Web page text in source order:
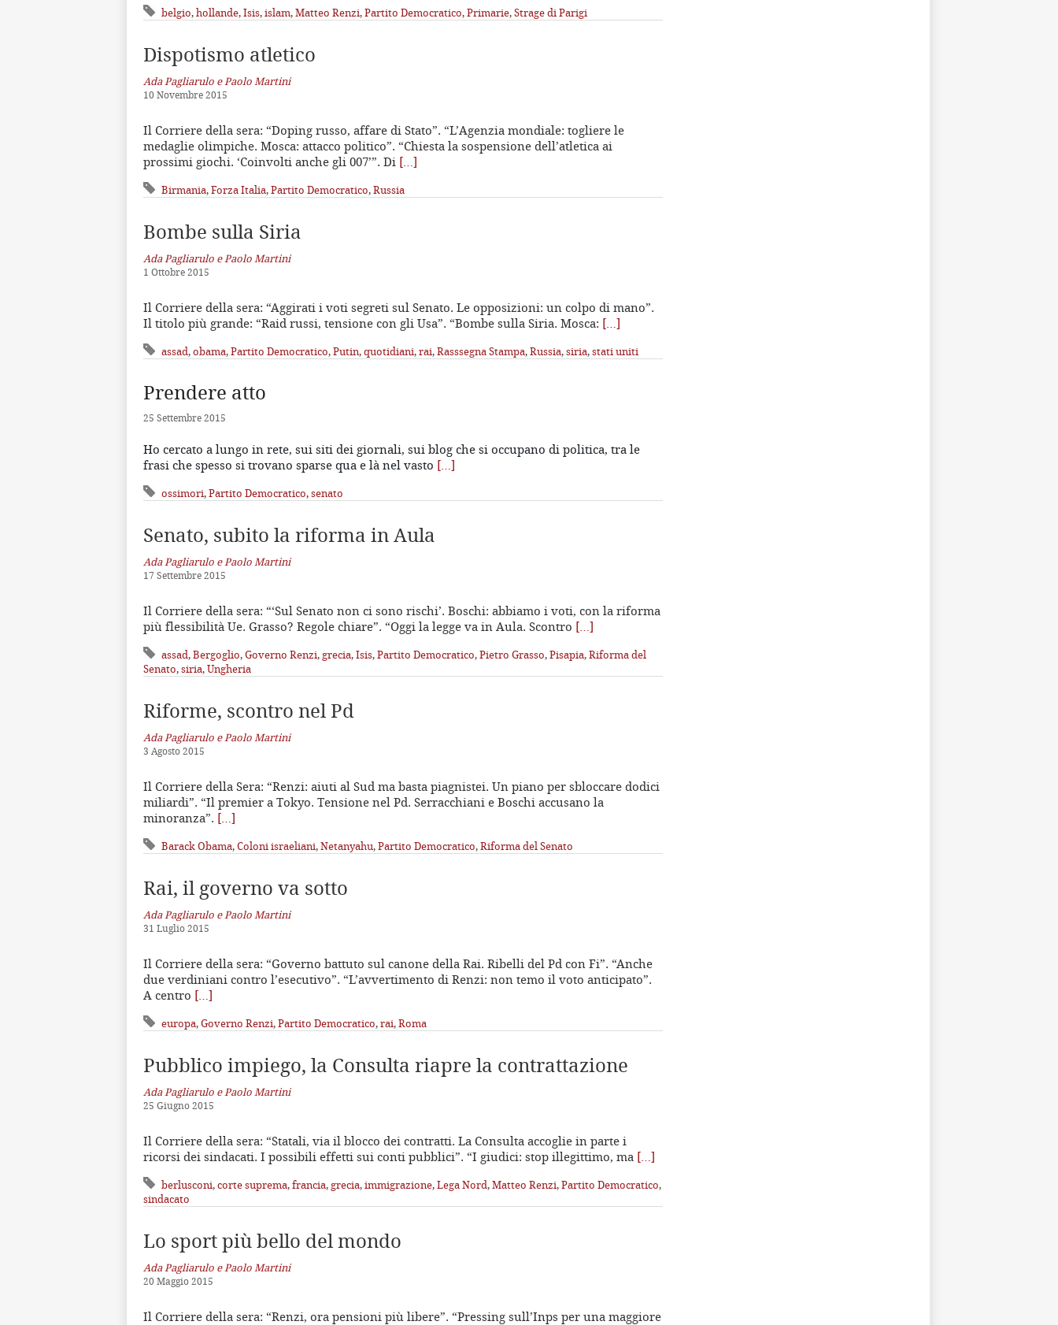
belgio,hollande,Isis,islam,Matteo Renzi,Partito Democratico,Primarie,Strage di Parigi
Dispotismo atletico
Ada Pagliarulo e Paolo Martini
10 Novembre 2015
Il Corriere della sera: “Doping russo, affare di Stato”. “L’Agenzia mondiale: togliere le
medaglie olimpiche. Mosca: attacco politico”. “Chiesta la sospensione dell’atletica ai
prossimi giochi. ‘Coinvolti anche gli 007’”. Di […]
Birmania,Forza Italia,Partito Democratico,Russia
Bombe sulla Siria
Ada Pagliarulo e Paolo Martini
1 Ottobre 2015
Il Corriere della sera: “Aggirati i voti segreti sul Senato. Le opposizioni: un colpo di mano”.
Il titolo più grande: “Raid russi, tensione con gli Usa”. “Bombe sulla Siria. Mosca: […]
assad,obama,Partito Democratico,Putin,quotidiani,rai,Rasssegna Stampa,Russia,siria,stati uniti
Prendere atto
25 Settembre 2015
Ho cercato a lungo in rete, sui siti dei giornali, sui blog che si occupano di politica, tra le
frasi che spesso si trovano sparse qua e là nel vasto […]
ossimori,Partito Democratico,senato
Senato, subito la riforma in Aula
Ada Pagliarulo e Paolo Martini
17 Settembre 2015
Il Corriere della sera: “‘Sul Senato non ci sono rischi’. Boschi: abbiamo i voti, con la riforma
più flessibilità Ue. Grasso? Regole chiare”. “Oggi la legge va in Aula. Scontro […]
assad,Bergoglio,Governo Renzi, grecia,Isis,Partito Democratico,Pietro Grasso,Pisapia,Riforma del
Senato,siria,Ungheria
Riforme, scontro nel Pd
Ada Pagliarulo e Paolo Martini
3 Agosto 2015
Il Corriere della Sera: “Renzi: aiuti al Sud ma basta piagnistei. Un piano per sbloccare dodici
miliardi”. “Il premier a Tokyo. Tensione nel Pd. Serracchiani e Boschi accusano la
minoranza”. […]
Barack Obama,Coloni israeliani,Netanyahu,Partito Democratico,Riforma del Senato
Rai, il governo va sotto
Ada Pagliarulo e Paolo Martini
31 Luglio 2015
Il Corriere della sera: “Governo battuto sul canone della Rai. Ribelli del Pd con Fi”. “Anche
due verdiniani contro l’esecutivo”. “L’avvertimento di Renzi: non temo il voto anticipato”.
A centro […]
europa,Governo Renzi,Partito Democratico,rai,Roma
Pubblico impiego, la Consulta riapre la contrattazione
Ada Pagliarulo e Paolo Martini
25 Giugno 2015
Il Corriere della sera: “Statali, via il blocco dei contratti. La Consulta accoglie in parte i
ricorsi dei sindacati. I possibili effetti sui conti pubblici”. “I giudici: stop illegittimo, ma […]
berlusconi,corte suprema,francia, grecia,immigrazione,Lega Nord,Matteo Renzi,Partito Democratico,
sindacato
Lo sport più bello del mondo
Ada Pagliarulo e Paolo Martini
20 Maggio 2015
Il Corriere della sera: “Renzi, ora pensioni più libere”. “Pressing sull’Inps per una maggiore